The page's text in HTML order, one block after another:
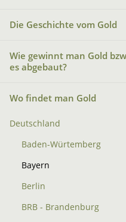
Die Geschichte vom Gold
Wie gewinnt man Gold
es abgebaut?
Wo findet man Gold
Deutschland
Baden-Würtemberg
Bayern
Berlin
BRB - Brandenburg